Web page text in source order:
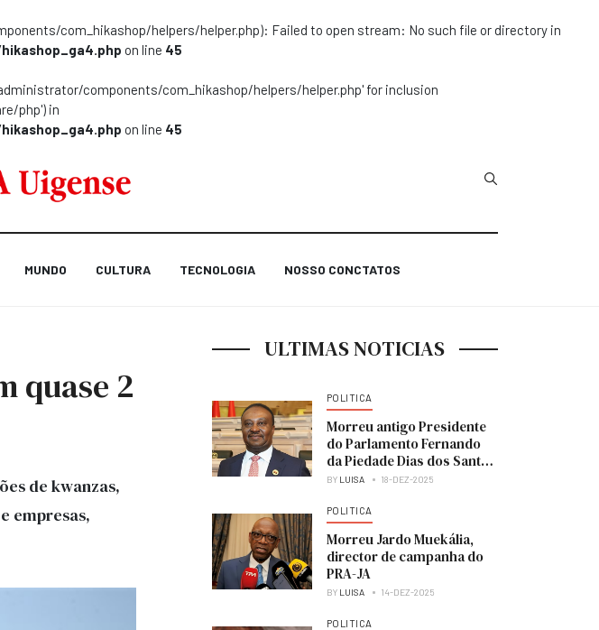
com_hikashop/helpers/helper.php): Failed to open stream: No such file or directory in
on line 45
components/com_hikashop/helpers/helper.php' for inclusion
php') in
on line 45
Type 2 or more
MUNDO CULTURA TECNOLOGIA NOSSO CONCTATOS
quase 2
de kwanzas,
empresas,
ULTIMAS NOTICIAS
POLITICA
Morreu antigo Presidente
do Parlamento Fernando
da Piedade Dias dos Santos
“Nandó”
BY LUISA 18-DEZ-2025
POLITICA
Morreu Jardo Muekália,
director de campanha do
PRA-JA
BY LUISA 14-DEZ-2025
POLITICA